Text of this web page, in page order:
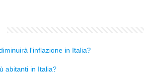
l'inflazione in Italia?
abitanti in Italia?